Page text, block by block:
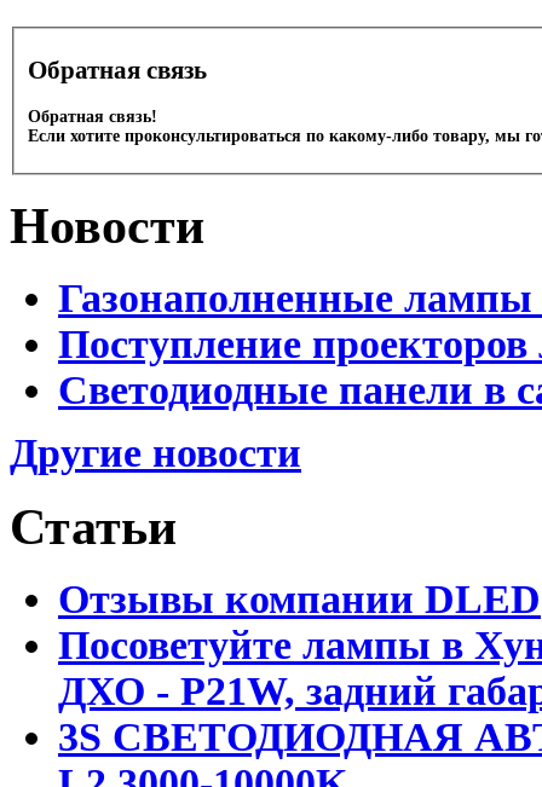
Обратная связь
Обратная связь!
Если хотите проконсультироваться по какому-либо товару, мы
Новости
Газонаполненные
Поступление
Светодиодные панели в
Другие новости
Статьи
Отзывы компании DLED
Посоветуйте лампы в
ДХО - P21W, задний
3S СВЕТОДИОДНАЯ